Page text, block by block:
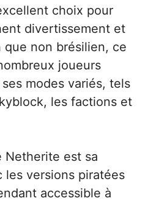
choix pour
divertissement et
que non brésilien, ce
joueurs
modes variés, tels
les factions et
Netherite est sa
les versions piratées
accessible à